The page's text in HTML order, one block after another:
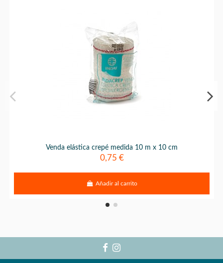
Venda elástica crepé medida 10 m x 10 cm
0,75 €
Añadir al carrito